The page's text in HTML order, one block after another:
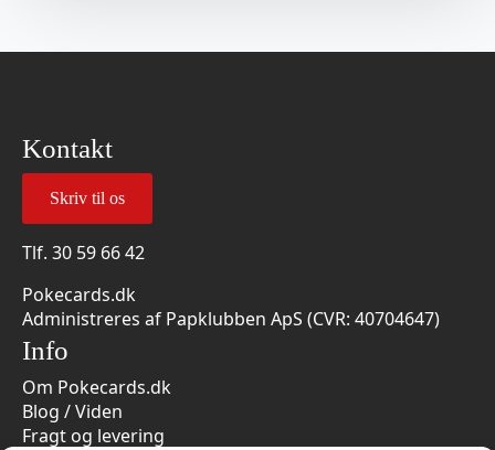
Kontakt
Skriv til os
Tlf. 30 59 66 42
Pokecards.dk
Administreres af Papklubben ApS (CVR: 40704647)
Info
Om Pokecards.dk
Blog / Viden
Fragt og levering